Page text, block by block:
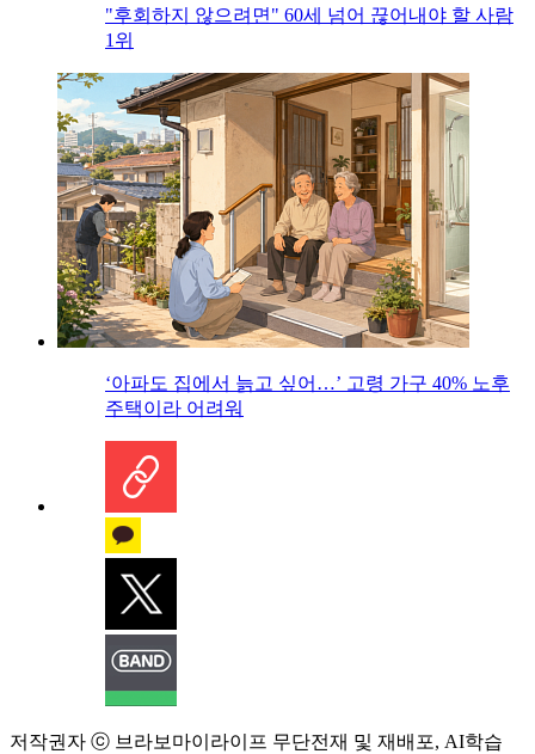
"후회하지 않으려면" 60세 넘어 끊어내야 할 사람
1위
‘아파도 집에서 늙고 싶어…’ 고령 가구 40% 노후
주택이라 어려워
저작권자 ⓒ 브라보마이라이프 무단전재 및 재배포, AI학습